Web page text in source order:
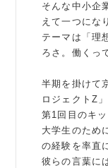
そんな中小企
えて一つにな
テーマは「理
ろさ。働くっ
半期を掛けて
ロジェクトZ
第1回目のキ
大学生のため
の経験を率直
彼らの言葉に